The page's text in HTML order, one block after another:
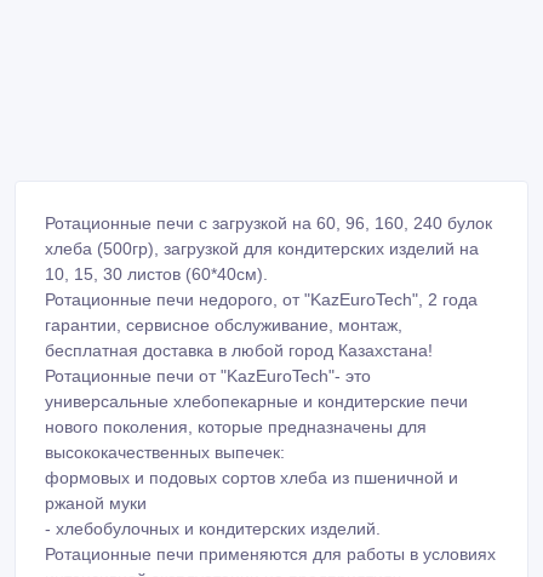
нового поколения, которые предназначены для
высококачественных выпечек:
формовых и подовых сортов хлеба из пшеничной и
ржаной муки
- хлебобулочных и кондитерских изделий.
Ротационные печи применяются для работы в условиях
интенсивной эксплуатации на предприятиях
хлебопекарной и кондитерской промышленности.
Они имеют современную систему конвекции,
обеспечивающую абсолютную равномерность выпечки,
возможность реверсивного вращения тележки во время
выпечки, пара увлажнение, позволяющие получать
отличный глянец на изделиях, развитая система
управления обеспечивают безопасность, надежность в